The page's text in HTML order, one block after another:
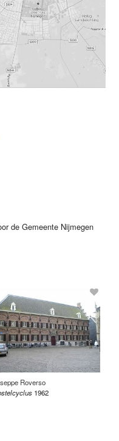
de Gemeente Nijmegen
Roverso
1962